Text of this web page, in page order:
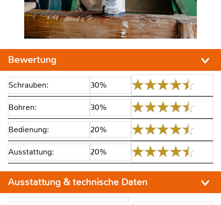
Bewertung
Schrauben: 30%
Bohren: 30%
Bedienung: 20%
Ausstattung: 20%
Ausstattung & technische Daten